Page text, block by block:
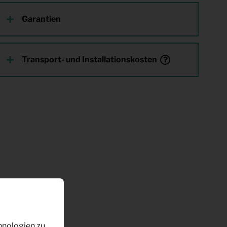
Garantien
Transport- und Installationskosten